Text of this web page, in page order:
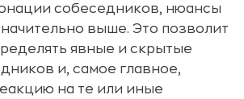
собеседников, нюансы
выше. Это позволит
явные и скрытые
и, самое главное,
на те или иные